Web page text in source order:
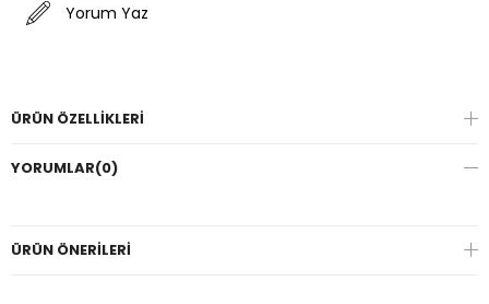
Yorum Yaz
ÜRÜN ÖZELLIKLERI
YORUMLAR(0)
ÜRÜN ÖNERILERI